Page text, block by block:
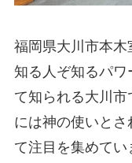
福岡県大川市本木
知る人ぞ知るパ
て知られる大川
には神の使いと
て注目を集めてい